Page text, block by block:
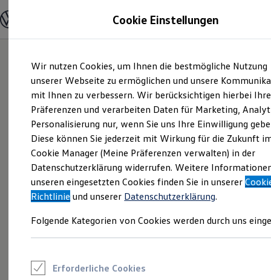
Hauptinhalt
springen
Footer
springen
Modelle und Konfigurator
Modelle vergleichen
Elektroautos
ENERGY Sondermodelle
Nutzfahrzeuge
SUV und CUV
Familienautos
Kombis
Kompaktwagen
Sportwagen
Schnell verfügbare Fahrzeuge
Angebote und Produkte
Aktuelle Angebote
E-Auto-Förderung
Volkswagen Marktplatz
Junge Gebrauchtwagen und Gebrauchtwagen
Saisonangebote
Cookie Einstellungen
Wir nutzen Cookies, um Ihnen die bestmögliche Nutzung
unserer Webseite zu ermöglichen und unsere
mit Ihnen zu verbessern. Wir berücksichtigen hierbei Ihre
Präferenzen und verarbeiten Daten für Marketing,
Personalisierung nur, wenn Sie uns Ihre Einwilligung
Diese können Sie jederzeit mit Wirkung für die Zukunft
Cookie Manager (Meine Präferenzen verwalten) in der
Datenschutzerklärung widerrufen. Weitere
unseren eingesetzten Cookies finden Sie in unserer
Richtlinie und unserer Datenschutzerklärung.
Folgende Kategorien von Cookies werden durch uns
Erforderliche Cookies